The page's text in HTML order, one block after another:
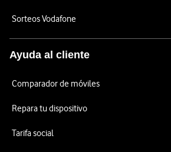
Sorteos Vodafone
Ayuda al cliente
Comparador de móviles
Repara tu dispositivo
Tarifa social